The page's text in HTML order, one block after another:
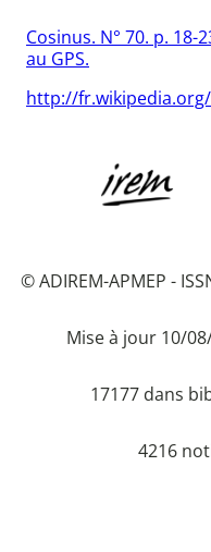
Cosinus. N° 70. p.
au GPS.
http://
© ADIREM-APMEP -
Mise à jour 10/
17177 dans
4216